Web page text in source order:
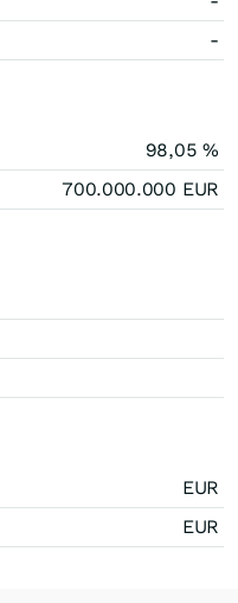
-
98,05 %
700.000.000 EUR
EUR
EUR